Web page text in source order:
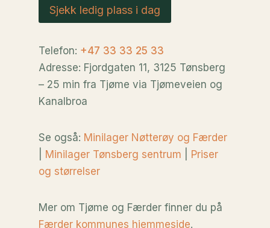
Sjekk ledig plass i dag
Telefon: +47 33 33 25 33
Adresse: Fjordgaten 11, 3125 Tønsberg
– 25 min fra Tjøme via Tjømeveien og
Kanalbroa
Se også: Minilager Nøtterøy og Færder
Minilager Tønsberg sentrum
Priser
og størrelser
Mer om Tjøme og Færder finner du på
Færder kommunes hjemmeside.